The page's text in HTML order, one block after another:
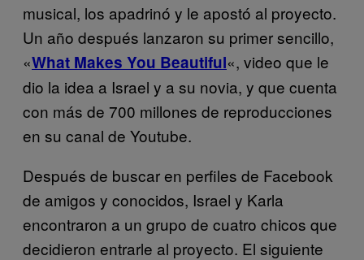
musical, los apadrinó y le apostó al proyecto.
Un año después lanzaron su primer sencillo,
«What Makes You Beautiful«, video que le
dio la idea a Israel y a su novia, y que cuenta
con más de 700 millones de reproducciones
en su canal de Youtube.
Después de buscar en perfiles de Facebook
de amigos y conocidos, Israel y Karla
encontraron a un grupo de cuatro chicos que
decidieron entrarle al proyecto. El siguiente